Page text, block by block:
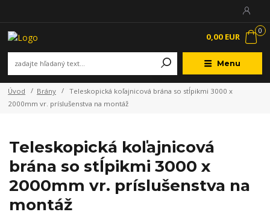
Menu
0
0,00 EUR
Úvod Brány
Teleskopická koľajnicová brána so stĺpikmi 3000 x
2000mm vr. príslušenstva na montáž
Teleskopická koľajnicová
brána so stĺpikmi 3000 x
2000mm vr. príslušenstva na
montáž